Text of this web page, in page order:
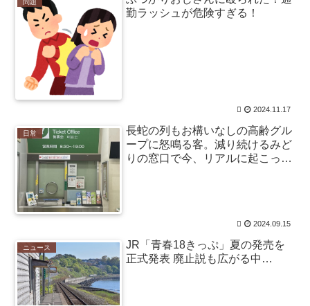
ら信じられない言葉が飛び出した… 他 / 2chnaviヘッドラ
イン
(12/24 07:00)
Powered by livedoor 相互RSS
結婚生活の「当たり前」が壊れる瞬間
路上駐車中のテスラ車を超弩級のゲリラ豪雨が直撃、
水が溢れてどんどん浸かっていくのを…… / anaguro - 総
「抜くに抜けない……」自転車の青切符導入で”車道ハ
ミ出し”が急増中 / 5chまとめMAP(総合)
NEW! (8/9 06:39)
中国「大洪水！」三峡ダム「大雨で増水（台風直撃
前」中国ダム「緊急放流！」中国鉄道「列車が走行中に
流される」中国避難所「支援物資は有料です」謎の勢力
「え」→ / anaguro - 総合
【速報】ホ軍の村上宗隆、2試合連続の26号‼ / 5chまと
【画像】書道甲子園とかいうお○ぱい見放題の大会ｗｗ
ｗｗｗｗｗ / anaguro - 総合 NEW! (8/9 06:30)
【驚愕】小川淳也さん、演説で“自党の大失態”を漏らし
た結果→党からブチギレられるwwwww / 5chまとめ
MAP(総合) NEW! (8/9 06:27)
問題
勤ラッシュが危険すぎる！
2024.11.17
日常
長蛇の列もお構いなしの高齢グル
ープに怒鳴る客。減り続けるみど
りの窓口で今、リアルに起こって
2024.09.15
ニュース
JR「青春18きっぷ」夏の発売を
正式発表 廃止説も広がる中…